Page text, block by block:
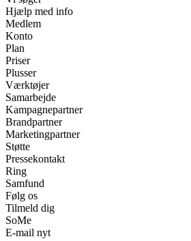
Hjælp med info
Medlem
Konto
Plan
Priser
Plusser
Værktøjer
Samarbejde
Kampagnepartner
Brandpartner
Marketingpartner
Støtte
Pressekontakt
Ring
Samfund
Følg os
Tilmeld dig
SoMe
E-mail nyt